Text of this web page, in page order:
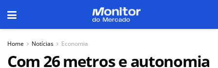
Home Notícias Economia
Com 26 metros e autonomia